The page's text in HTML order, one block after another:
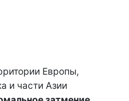
Европы,
и части Азии